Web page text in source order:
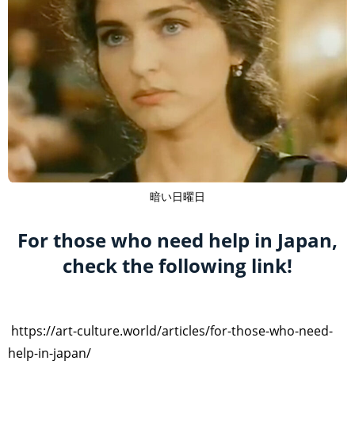
暗い日曜日
For those who need help in Japan,
check the following link!
https://art-culture.world/articles/for-those-who-need-
help-in-japan/